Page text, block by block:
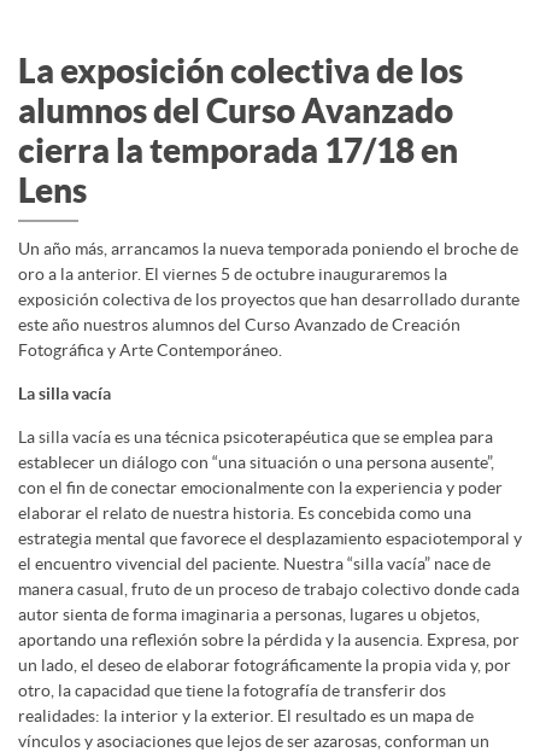
La exposición colectiva de los
alumnos del Curso Avanzado
cierra la temporada 17/18 en
Lens
Un año más, arrancamos la nueva temporada poniendo el broche de
oro a la anterior. El viernes 5 de octubre inauguraremos la
exposición colectiva de los proyectos que han desarrollado durante
este año nuestros alumnos del Curso Avanzado de Creación
Fotográfica y Arte Contemporáneo.
La silla vacía
La silla vacía es una técnica psicoterapéutica que se emplea para
establecer un diálogo con “una situación o una persona ausente”,
con el fin de conectar emocionalmente con la experiencia y poder
elaborar el relato de nuestra historia. Es concebida como una
estrategia mental que favorece el desplazamiento espaciotemporal y
el encuentro vivencial del paciente. Nuestra “silla vacía” nace de
manera casual, fruto de un proceso de trabajo colectivo donde cada
autor sienta de forma imaginaria a personas, lugares u objetos,
aportando una reflexión sobre la pérdida y la ausencia. Expresa, por
un lado, el deseo de elaborar fotográficamente la propia vida y, por
otro, la capacidad que tiene la fotografía de transferir dos
realidades: la interior y la exterior. El resultado es un mapa de
vínculos y asociaciones que lejos de ser azarosas, conforman un